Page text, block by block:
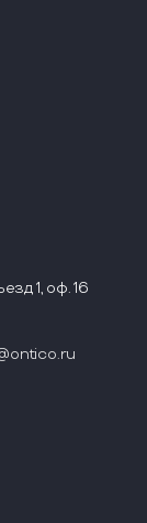
1, оф. 16